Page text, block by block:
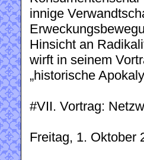
innige
Hinsicht an
wirft in seinem
„historische
#VII. Vortrag:
Freitag, 1.